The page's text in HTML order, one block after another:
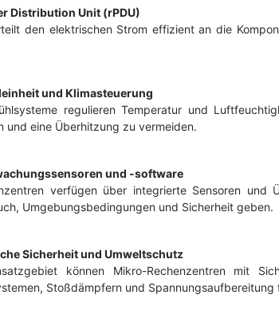
Distribution Unit (rPDU)
den elektrischen Strom effizient an die
und Klimasteuerung
regulieren Temperatur und
und eine Überhitzung zu vermeiden.
und -software
verfügen über integrierte Sensoren und
Umgebungsbedingungen und Sicherheit geben.
Sicherheit und Umweltschutz
können Mikro-Rechenzentren mit
Stoßdämpfern und